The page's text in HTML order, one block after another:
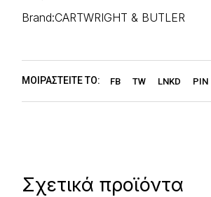
Brand:CARTWRIGHT & BUTLER
ΜΟΙΡΑΣΤΕΊΤΕ ΤΟ: FB TW LNKD PIN
Σχετικά προϊόντα